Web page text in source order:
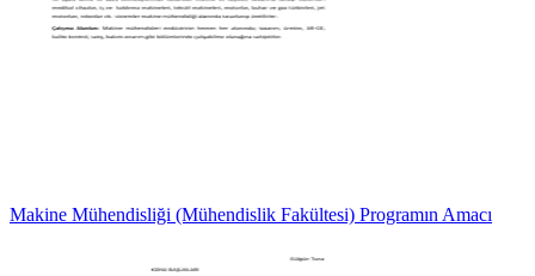
Makine Mühendisliği (Mühendislik Fakültesi) Programın Amacı